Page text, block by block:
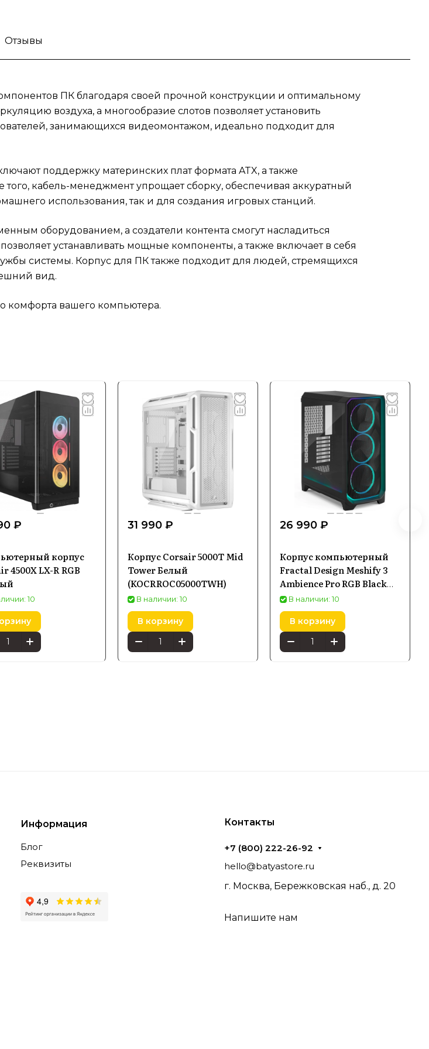
в себя фильтры для защиты от пыли,
сборке, так как имеет
внешний вид.Инвестируйте в корпус
Design Meshify 3 XL для долгосрочного
Отзывы
ПК благодаря своей прочной конструкции и оптимальному
воздуха, а многообразие слотов позволяет установить
занимающихся видеомонтажом, идеально подходит для
поддержку материнских плат формата ATX, а также
кабель-менеджмент упрощает сборку, обеспечивая аккуратный
использования, так и для создания игровых станций.
оборудованием, а создатели контента смогут насладиться
устанавливать мощные компоненты, а также включает в себя
системы. Корпус для ПК также подходит для людей, стремящихся
вид.
комфорта вашего компьютера.
₽
корпус
4500X LX-R RGB
10
31 990 ₽
Корпус Corsair 5000T Mid
Tower Белый
(KOCRROC05000TWH)
В наличии: 10
В корзину
26 990 ₽
Корпус компьютерный
Fractal Design Meshify 3
Ambience Pro RGB Black
TG Light Tint черный (FD-
CMES3-A03)
В наличии: 10
В корзину
Информация
Блог
Реквизиты
Контакты
+7 (800) 222-26-92
hello@batyastore.ru
г. Москва, Бережковская наб., д. 20
Напишите нам